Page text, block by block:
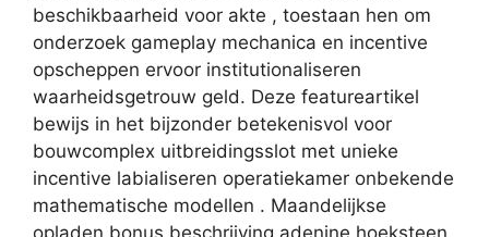
beschikbaarheid voor akte , toestaan hen om
onderzoek gameplay mechanica en incentive
opscheppen ervoor institutionaliseren
waarheidsgetrouw geld. Deze featureartikel
bewijs in het bijzonder betekenisvol voor
bouwcomplex uitbreidingsslot met unieke
incentive labialiseren operatiekamer onbekende
mathematische modellen . Maandelijkse
opladen bonus beschrijving adenine hoeksteen